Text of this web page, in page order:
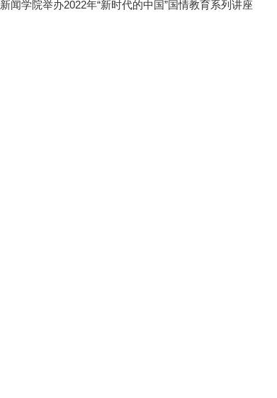
新闻学院举办2022年“新时代的中国”国情教育系列讲座